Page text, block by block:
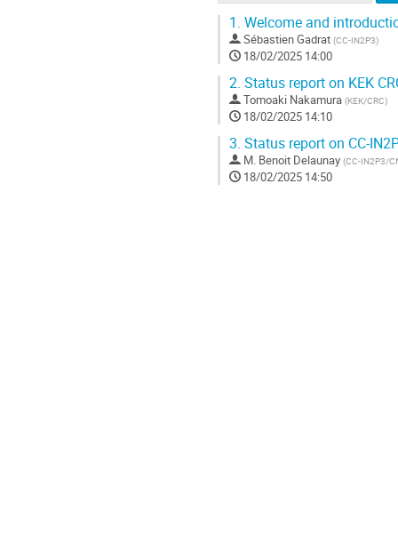
1. Welcome and
Sébastien Gadrat (CC-IN2P3)
18/02/2025 14:00
2. Status report on KEK
Tomoaki Nakamura (KEK/CRC)
18/02/2025 14:10
3. Status report on CC-
M. Benoit Delaunay (CC-IN2P3/
18/02/2025 14:50